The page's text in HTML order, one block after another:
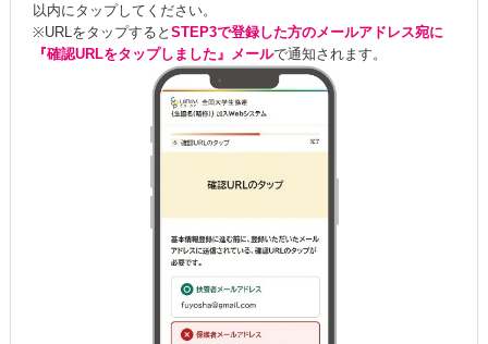
以内にタップしてください。
※URLをタップすると STEP3で登録した方のメールアドレス宛に
『確認URLをタップしました』メールで通知されます。